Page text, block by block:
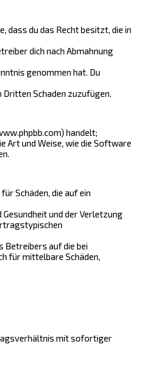
dass du das Recht besitzt, die in
dich nach Abmahnung
genommen hat. Du
Schaden zuzufügen.
handelt;
Art und Weise, wie die Software
Schäden, die auf ein
und der Verletzung
Betreibers auf die bei
für mittelbare Schäden,
mit sofortiger